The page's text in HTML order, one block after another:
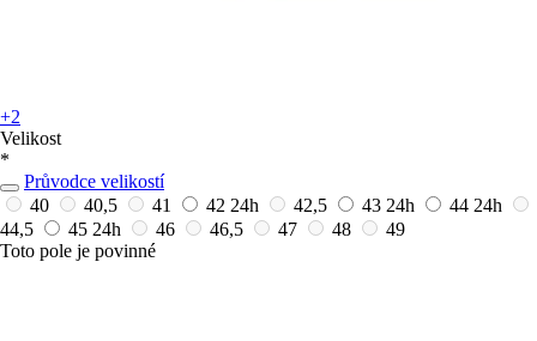
+2
Velikost
*
Průvodce velikostí
40
40,5 41 42 24h 42,5 43 24h 44 24h
44,5
45 24h 46 46,5 47 48
49
Toto pole je povinné